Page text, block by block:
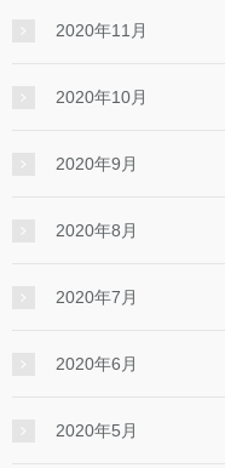
2020年11月
2020年10月
2020年9月
2020年8月
2020年7月
2020年6月
2020年5月